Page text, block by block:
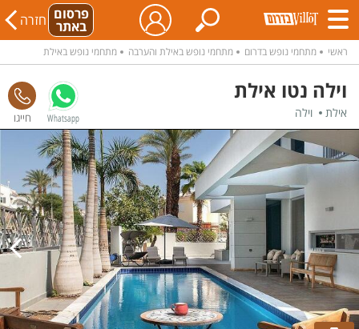
פרסום
באתר חזרה
ראשי מתחמי נופש בדרום מתחמי נופש באילת והערבה מתחמי נופש באילת
וילה נטו אילת
אילת וילה Whatsapp